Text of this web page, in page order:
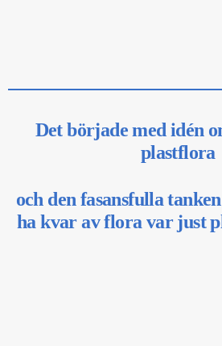
Det började med idén
plastflora
och den fasansfulla
ha kvar av flora var just